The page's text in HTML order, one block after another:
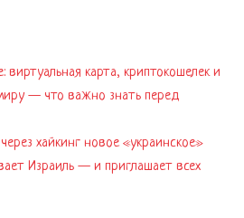
виртуальная карта, криптокошелек и
— что важно знать перед
хайкинг новое «украинское»
Израиль — и приглашает всех